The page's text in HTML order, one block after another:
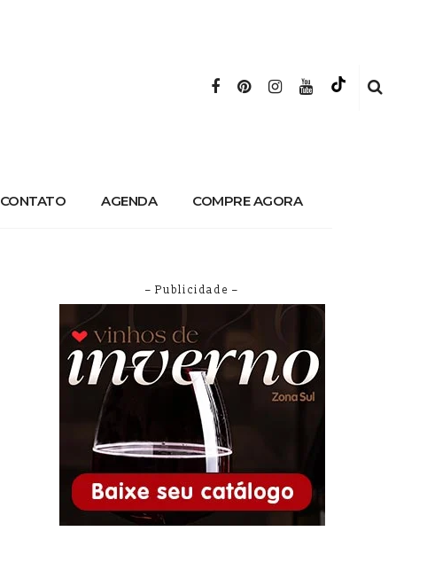
CONTATO AGENDA COMPRE AGORA
– Publicidade –